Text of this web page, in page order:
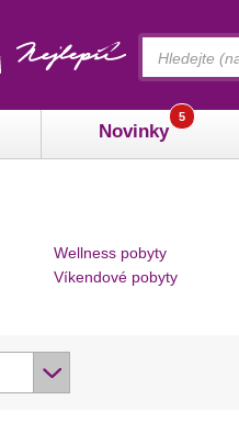
Novinky
5
Wellness pobyty
Víkendové pobyty